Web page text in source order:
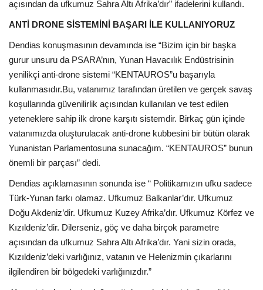
açısından da ufkumuz Sahra Altı Afrika’dır” ifadelerini kullandı.
ANTİ DRONE SİSTEMİNİ BAŞARI İLE KULLANIYORUZ
Dendias konuşmasının devamında ise “Bizim için bir başka
gurur unsuru da PSARA’nın, Yunan Havacılık Endüstrisinin
yenilikçi anti-drone sistemi “KENTAUROS”u başarıyla
kullanmasıdır.Bu, vatanımız tarafından üretilen ve gerçek savaş
koşullarında güvenilirlik açısından kullanılan ve test edilen
yeteneklere sahip ilk drone karşıtı sistemdir. Birkaç gün içinde
vatanımızda oluşturulacak anti-drone kubbesini bir bütün olarak
Yunanistan Parlamentosuna sunacağım. “KENTAUROS” bunun
önemli bir parçası” dedi.
Dendias açıklamasının sonunda ise “ Politikamızın ufku sadece
Türk-Yunan farkı olamaz. Ufkumuz Balkanlar’dır. Ufkumuz
Doğu Akdeniz’dir. Ufkumuz Kuzey Afrika’dır. Ufkumuz Körfez ve
Kızıldeniz’dir. Dilerseniz, göç ve daha birçok parametre
açısından da ufkumuz Sahra Altı Afrika’dır. Yani sizin orada,
Kızıldeniz’deki varlığınız, vatanın ve Helenizmin çıkarlarını
ilgilendiren bir bölgedeki varlığınızdır.”